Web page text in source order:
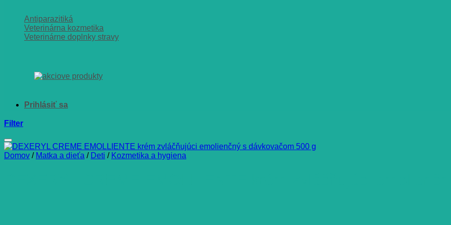
Antiparazitiká
Veterinárna kozmetika
Veterinárne doplnky stravy
Filter
Domov / Matka a dieťa / Deti / Kozmetika a hygiena